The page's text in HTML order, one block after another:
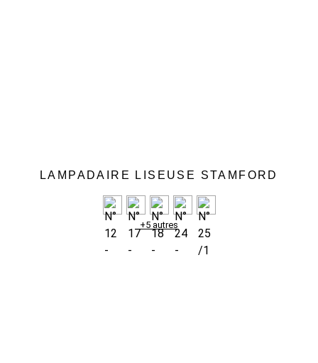
LAMPADAIRE LISEUSE STAMFORD
+5 autres